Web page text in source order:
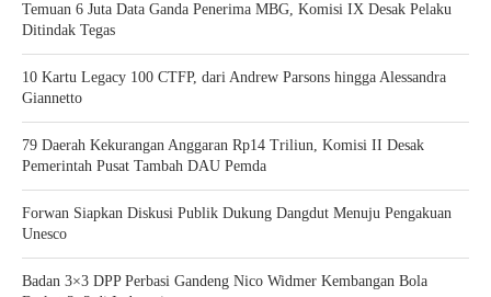
Temuan 6 Juta Data Ganda Penerima MBG, Komisi IX Desak Pelaku
Ditindak Tegas
10 Kartu Legacy 100 CTFP, dari Andrew Parsons hingga Alessandra
Giannetto
79 Daerah Kekurangan Anggaran Rp14 Triliun, Komisi II Desak
Pemerintah Pusat Tambah DAU Pemda
Forwan Siapkan Diskusi Publik Dukung Dangdut Menuju Pengakuan
Unesco
Badan 3×3 DPP Perbasi Gandeng Nico Widmer Kembangan Bola